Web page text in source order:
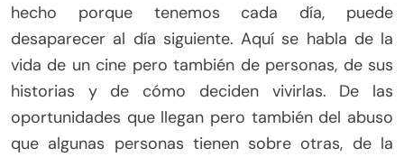
hecho porque tenemos cada día, puede
desaparecer al día siguiente. Aquí se habla de la
vida de un cine pero también de personas, de sus
historias y de cómo deciden vivirlas. De las
oportunidades que llegan pero también del abuso
que algunas personas tienen sobre otras, de la